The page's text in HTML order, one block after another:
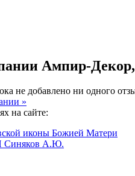
Ампир-Декор,
не добавлено ни одного
»
на сайте:
иконы Божией Матери
Синяков А.Ю.